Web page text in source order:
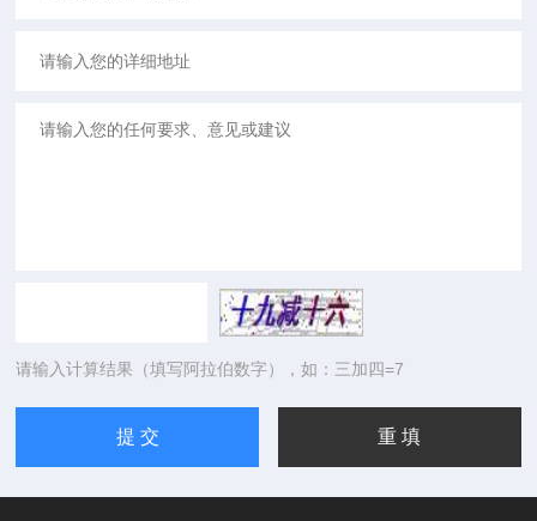
请输入计算结果（填写阿拉伯数字），如：三加四=7